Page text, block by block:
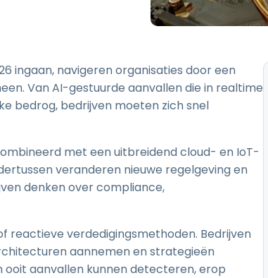
Wacom
Toegang op afstand voor
Labo's
Ontdek alle behoeften Ontdek
ingaan, navigeren organisaties door een
Van AI-gestuurde aanvallen die in realtime
bedrog, bedrijven moeten zich snel
met een uitbreidend cloud- en IoT-
veranderen nieuwe regelgeving en
denken over compliance,
reactieve verdedigingsmethoden. Bedrijven
aannemen en strategieën
aanvallen kunnen detecteren, erop